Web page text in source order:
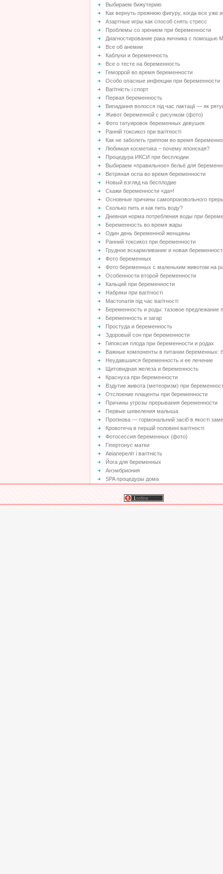
Выбираем бижутерию
Как вернуть прежнюю фигуру, когда все уже
Азартные игры как способ снять стресс
Проблемы со зрением при беременности
Диагностирование рака яичника с помощью
Все об анемии
Каблуки и беременность
Все о тесте на беременность
Геморрой во время беременности
Особо опасные инфекции при беременности
Вагітність і спорт
Первая беременность
Випадання волосся під час лактації — як
Живот беременной с рисунком (фото)
Фото татуировок беременных девушек
Ранній токсикоз при вагітності
Как не заболеть гриппом во время
Любимая косметика – почему японская?
Процедура ИКСИ при бесплодии
Выбираем «правильное» бельё для
Ветряная оспа во время беременности
Новый взгляд на бесплодие
Скажи беременности «да»!
Основные причины самопроизвольного
Сколько пить и как пить воду?
Дневная норма потребления воды при
Беременность во время жары
Один день беременной женщины
Ранний токсикоз при беременности
Грудное вскармливание и новая
Фото беременных
Фото беременных с маленьким животом на
Особенности второй беременности
Кальций при беременности
Набряки при вагітності
Мастопатія під час вагітності
Беременность и роды: тазовое предлежание
Беременность и загар
Простуда и беременность
Здоровый сон при беременности
Гипоксия плода при беременности и родах
Важные компоненты в питании беременных:
Неудавшаяся беременность и ее лечение
Щитовидная железа и беременность
Краснуха при беременности
Вздутие живота (метеоризм) при
Отслоение плаценты при беременности
Причины угрозы прерывания беременности
Первые шевеления малыша
Прогінова — гормональний засіб в якості
Кровотеча в першій половині вагітності
Фотосессия беременных (фото)
Гіпертонус матки
Авіапереліт і вагітність
Йога для беременных
Анэмбриония
SPA процедуры дома